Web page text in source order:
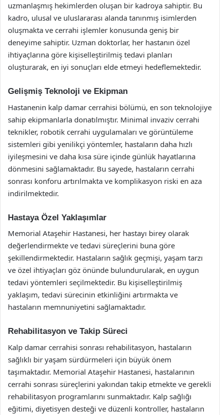
uzmanlaşmış hekimlerden oluşan bir kadroya sahiptir. Bu
kadro, ulusal ve uluslararası alanda tanınmış isimlerden
oluşmakta ve cerrahi işlemler konusunda geniş bir
deneyime sahiptir. Uzman doktorlar, her hastanın özel
ihtiyaçlarına göre kişiselleştirilmiş tedavi planları
oluşturarak, en iyi sonuçları elde etmeyi hedeflemektedir.
Gelişmiş Teknoloji ve Ekipman
Hastanenin kalp damar cerrahisi bölümü, en son teknolojiye
sahip ekipmanlarla donatılmıştır. Minimal invaziv cerrahi
teknikler, robotik cerrahi uygulamaları ve görüntüleme
sistemleri gibi yenilikçi yöntemler, hastaların daha hızlı
iyileşmesini ve daha kısa süre içinde günlük hayatlarına
dönmesini sağlamaktadır. Bu sayede, hastaların cerrahi
sonrası konforu artırılmakta ve komplikasyon riski en aza
indirilmektedir.
Hastaya Özel Yaklaşımlar
Memorial Ataşehir Hastanesi, her hastayı birey olarak
değerlendirmekte ve tedavi süreçlerini buna göre
şekillendirmektedir. Hastaların sağlık geçmişi, yaşam tarzı
ve özel ihtiyaçları göz önünde bulundurularak, en uygun
tedavi yöntemleri seçilmektedir. Bu kişiselleştirilmiş
yaklaşım, tedavi sürecinin etkinliğini artırmakta ve
hastaların memnuniyetini sağlamaktadır.
Rehabilitasyon ve Takip Süreci
Kalp damar cerrahisi sonrası rehabilitasyon, hastaların
sağlıklı bir yaşam sürdürmeleri için büyük önem
taşımaktadır. Memorial Ataşehir Hastanesi, hastalarının
cerrahi sonrası süreçlerini yakından takip etmekte ve gerekli
rehabilitasyon programlarını sunmaktadır. Kalp sağlığı
eğitimi, diyetisyen desteği ve düzenli kontroller, hastaların